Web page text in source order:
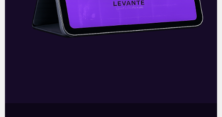
Resultados da Itaúsa (ITSA4)
do 2T21